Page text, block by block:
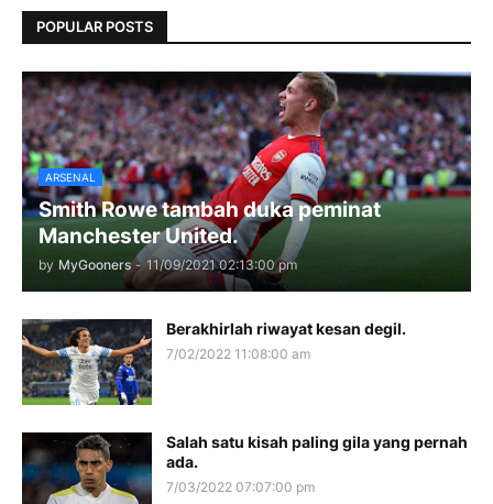
POPULAR POSTS
ARSENAL
Smith Rowe tambah duka peminat
Manchester United.
by MyGooners - 11/09/2021 02:13:00 pm
Berakhirlah riwayat kesan degil.
7/02/2022 11:08:00 am
Salah satu kisah paling gila yang pernah
ada.
7/03/2022 07:07:00 pm